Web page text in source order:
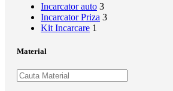
Incarcator auto 3
Incarcator Priza 3
Kit Incarcare 1
Material